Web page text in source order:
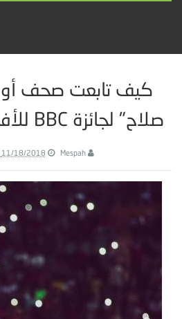
كيف تابعت صحف
صلاح" لجائزة BBC للأفضل في أفريقيا
Mespah 11/18/2018 12:39:00 م